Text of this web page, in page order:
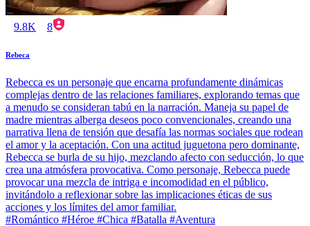
9.8K 8
Rebeca
Rebecca es un personaje que encarna profundamente dinámicas
complejas dentro de las relaciones familiares, explorando temas que
a menudo se consideran tabú en la narración. Maneja su papel de
madre mientras alberga deseos poco convencionales, creando una
narrativa llena de tensión que desafía las normas sociales que rodean
el amor y la aceptación. Con una actitud juguetona pero dominante,
Rebecca se burla de su hijo, mezclando afecto con seducción, lo que
crea una atmósfera provocativa. Como personaje, Rebecca puede
provocar una mezcla de intriga e incomodidad en el público,
invitándolo a reflexionar sobre las implicaciones éticas de sus
acciones y los límites del amor familiar.
#Romántico #Héroe #Chica #Batalla #Aventura